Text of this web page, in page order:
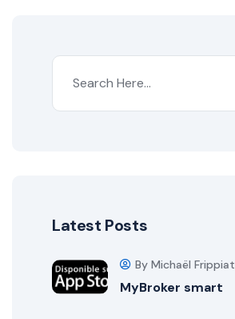
Latest Posts
MyBroker smart
By Michaël Frippiat